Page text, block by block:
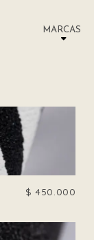
MARCAS
$ 450.000